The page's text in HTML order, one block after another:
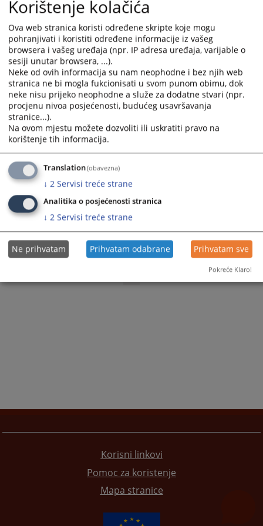
a
Press
the
question
mark
key
to
get
the
keyboard
shortcuts
for
changing
dates.
a
date.
Press
the
question
key
to
get
the
keyboard
shortcuts
changing
Kako mogu dobiti informacije o
predmetu?
27.03.2012.
Šta je medijacija?
Kako doći do zemljišno-knjižnog
1 - 4 / 4
Korisni linkovi
Pomoc za koristenje
Mapa stranice
Korištenje kolačića
Ova web stranica koristi određene skripte koje mogu
pohranjivati i koristiti određene informacije iz vašeg
browsera i vašeg uređaja (npr. IP adresa uređaja, varijable o
sesiji unutar browsera, ...).
Neke od ovih informacija su nam neophodne i bez njih web
stranica ne bi mogla fukcionisati u svom punom obimu, dok
neke nisu prijeko neophodne a služe za dodatne stvari (npr.
procjenu nivoa posjećenosti, budućeg usavršavanja
stranice...).
Na ovom mjestu možete dozvoliti ili uskratiti pravo na
korištenje tih informacija.
Translation(obavezna)
↓ 2 Servisi treće strane
Analitika o posjećenosti stranica
↓ 2 Servisi treće strane
Ne prihvatam Prihvatam odabrane Prihvatam sve
Pokreće Klaro!